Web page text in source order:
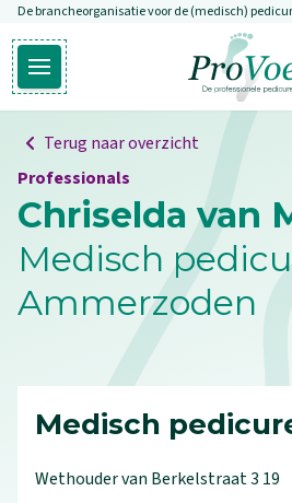
Overslaan en naar de inhoud gaan
De brancheorganisatie voor de (medisch)
Open hoofdmenu
Ga naar de
Terug naar overzicht
Professionals
Chriselda van
Medisch
Ammerzoden
Medisch
Wethouder van Berkelstraat3 19